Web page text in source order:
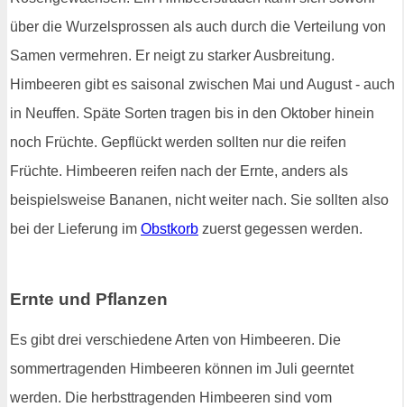
über die Wurzelsprossen als auch durch die Verteilung von
Samen vermehren. Er neigt zu starker Ausbreitung.
Himbeeren gibt es saisonal zwischen Mai und August - auch
in Neuffen. Späte Sorten tragen bis in den Oktober hinein
noch Früchte. Gepflückt werden sollten nur die reifen
Früchte. Himbeeren reifen nach der Ernte, anders als
beispielsweise Bananen, nicht weiter nach. Sie sollten also
bei der Lieferung im Obstkorb zuerst gegessen werden.
Ernte und Pflanzen
Es gibt drei verschiedene Arten von Himbeeren. Die
sommertragenden Himbeeren können im Juli geerntet
werden. Die herbsttragenden Himbeeren sind vom